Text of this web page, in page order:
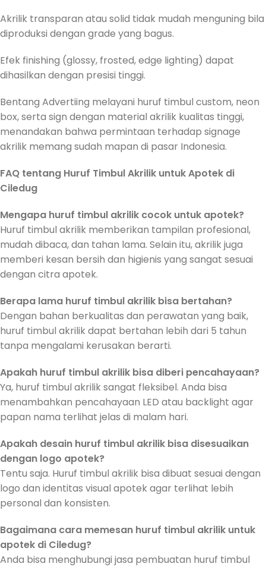
Akrilik transparan atau solid tidak mudah menguning bila
diproduksi dengan grade yang bagus.
Efek finishing (glossy, frosted, edge lighting) dapat
dihasilkan dengan presisi tinggi.
Bentang Advertiing melayani huruf timbul custom, neon
box, serta sign dengan material akrilik kualitas tinggi,
menandakan bahwa permintaan terhadap signage
akrilik memang sudah mapan di pasar Indonesia.
FAQ tentang Huruf Timbul Akrilik untuk Apotek di
Ciledug
Mengapa huruf timbul akrilik cocok untuk apotek?
Huruf timbul akrilik memberikan tampilan profesional,
mudah dibaca, dan tahan lama. Selain itu, akrilik juga
memberi kesan bersih dan higienis yang sangat sesuai
dengan citra apotek.
Berapa lama huruf timbul akrilik bisa bertahan?
Dengan bahan berkualitas dan perawatan yang baik,
huruf timbul akrilik dapat bertahan lebih dari 5 tahun
tanpa mengalami kerusakan berarti.
Apakah huruf timbul akrilik bisa diberi pencahayaan?
Ya, huruf timbul akrilik sangat fleksibel. Anda bisa
menambahkan pencahayaan LED atau backlight agar
papan nama terlihat jelas di malam hari.
Apakah desain huruf timbul akrilik bisa disesuaikan
dengan logo apotek?
Tentu saja. Huruf timbul akrilik bisa dibuat sesuai dengan
logo dan identitas visual apotek agar terlihat lebih
personal dan konsisten.
Bagaimana cara memesan huruf timbul akrilik untuk
apotek di Ciledug?
Anda bisa menghubungi jasa pembuatan huruf timbul